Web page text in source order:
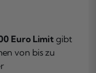
Euro Limit gibt
von bis zu